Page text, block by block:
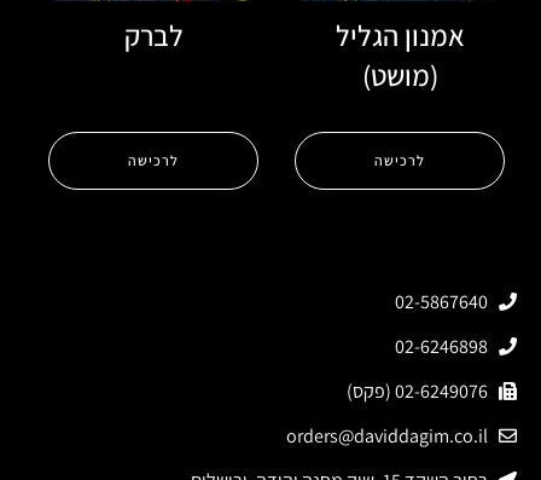
אמנון הגליל
(מושט)
לרכישה
לברק
לרכישה
02-5867640
02-6246898
02-6249076 (פקס)
orders@daviddagim.co.il